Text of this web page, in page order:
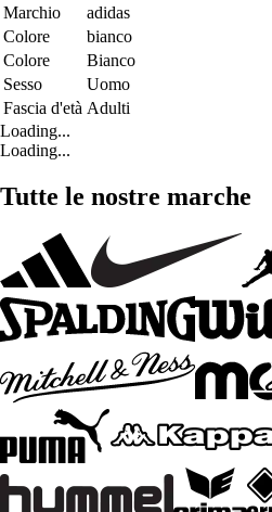
Marchio
adidas
Colore
bianco
Colore
Bianco
Sesso
Uomo
Fascia d'età Adulti
Loading...
Loading...
Tutte le nostre marche